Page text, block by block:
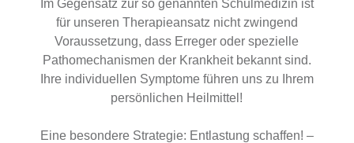
Im Gegensatz zur so genannten Schulmedizin ist
für unseren Therapieansatz nicht zwingend
Voraussetzung, dass Erreger oder spezielle
Pathomechanismen der Krankheit bekannt sind.
Ihre individuellen Symptome führen uns zu Ihrem
persönlichen Heilmittel!
Eine besondere Strategie: Entlastung schaffen! –